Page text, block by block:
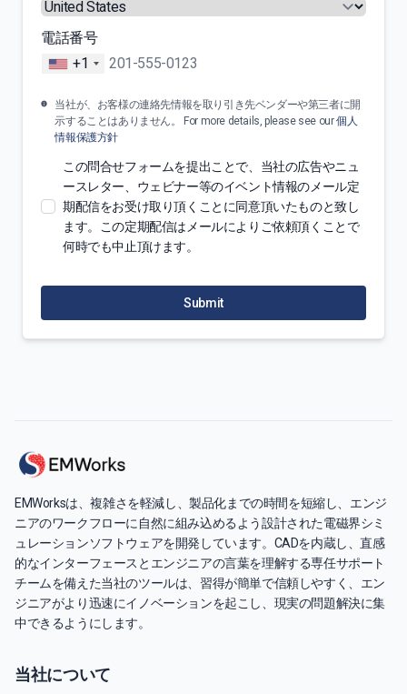
電話番号
+1
当社が、お客様の連絡先情報を取り引き先ベンダーや第三者に開
示することはありません。 For more details, please see our個人
情報保護方針
この問合せフォームを提出ことで、当社の広告やニュ
ースレター、ウェビナー等のイベント情報のメール定
期配信をお受け取り頂くことに同意頂いたものと致し
ます。この定期配信はメールによりご依頼頂くことで
何時でも中止頂けます。
Submit
EMWorksは、複雑さを軽減し、製品化までの時間を短縮し、エンジ
ニアのワークフローに自然に組み込めるよう設計された電磁界シミ
ュレーションソフトウェアを開発しています。CADを内蔵し、直感
的なインターフェースとエンジニアの言葉を理解する専任サポート
チームを備えた当社のツールは、習得が簡単で信頼しやすく、エン
ジニアがより迅速にイノベーションを起こし、現実の問題解決に集
中できるようにします。
当社について